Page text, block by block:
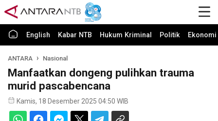
English Kabar NTB Hukum Kriminal Politik
ANTARA Nasional
Manfaatkan dongeng pulihkan trauma
murid pascabencana
Kamis, 18 Desember 2025 04:50 WIB